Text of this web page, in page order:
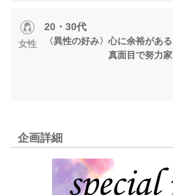
女性
20・30代
〈異性の好み〉心に余裕がある
真面目で努力家
企画詳細